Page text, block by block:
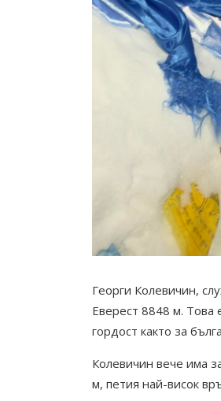
Георги Колевичин,
Еверест 8848 м. Това
гордост както за
Колевичин вече има
м, петия най-висок